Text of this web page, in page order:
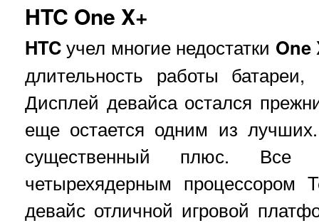
HTC One X+
HTCучел многие недостатки One
длительность работы
Дисплей девайса остался
еще остается одним из
существенный плюс.
четырехядерным процессором
девайс отличной игровой